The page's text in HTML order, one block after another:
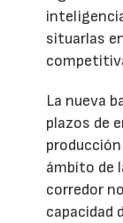
situarlas
La nueva
plazos de
ámbito de
corredor
capacidad